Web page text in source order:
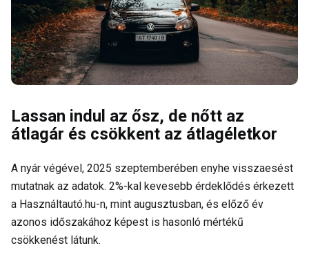
Lassan indul az ősz, de nőtt az
átlagár és csökkent az átlagéletkor
A nyár végével, 2025 szeptemberében enyhe visszaesést
mutatnak az adatok. 2%-kal kevesebb érdeklődés érkezett
a Használtautó.hu-n, mint augusztusban, és előző év
azonos időszakához képest is hasonló mértékű
csökkenést látunk.